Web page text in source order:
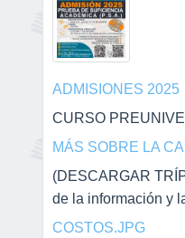
ADMISIONES 2025
CURSO
MÁS SOBRE LA
(DESCARGAR
de la información y
COSTOS.JPG